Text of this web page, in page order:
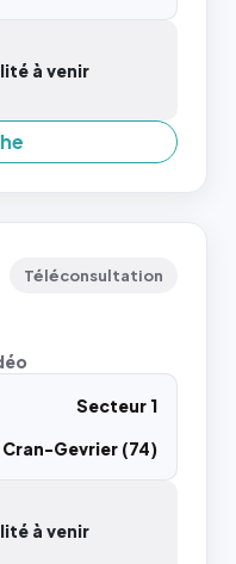
à venir
Téléconsultation
Secteur 1
Cran-Gevrier (74)
à venir